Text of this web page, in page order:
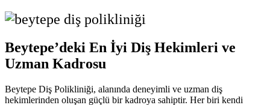
Beytepe’deki En İyi Diş Hekimleri ve
Uzman Kadrosu
Beytepe Diş Polikliniği, alanında deneyimli ve uzman diş
hekimlerinden oluşan güçlü bir kadroya sahiptir. Her biri kendi